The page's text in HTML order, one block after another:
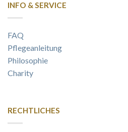
INFO & SERVICE
FAQ
Pflegeanleitung
Philosophie
Charity
RECHTLICHES